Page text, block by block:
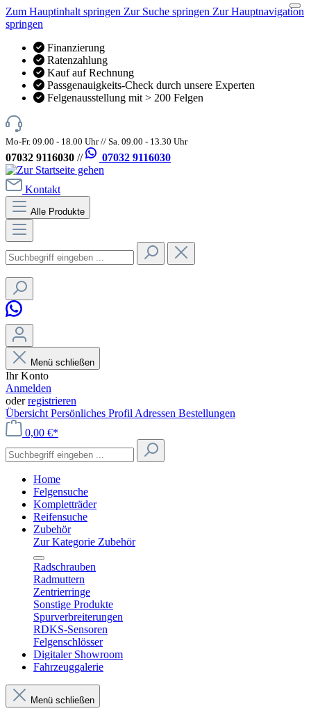
Zum Hauptinhalt springen Zur Suche springen Zur Hauptnavigation
springen
Finanzierung
Ratenzahlung
Kauf auf Rechnung
Passgenauigkeits-Check durch unsere Experten
Felgenausstellung mit > 200 Felgen
Mo-Fr. 09.00 - 18.00 Uhr // Sa. 09.00 - 13.30 Uhr
07032 9116030 // 07032 9116030
Kontakt
Alle Produkte
Menü schließen
Ihr Konto
Anmelden
oderregistrieren
Übersicht Persönliches Profil Adressen Bestellungen
0,00 €*
Home
Felgensuche
Kompletträder
Reifensuche
Zubehör
Zur Kategorie Zubehör
Radschrauben
Radmuttern
Zentrierringe
Sonstige Produkte
Spurverbreiterungen
RDKS-Sensoren
Felgenschlösser
Digitaler Showroom
Fahrzeuggalerie
Menü schließen